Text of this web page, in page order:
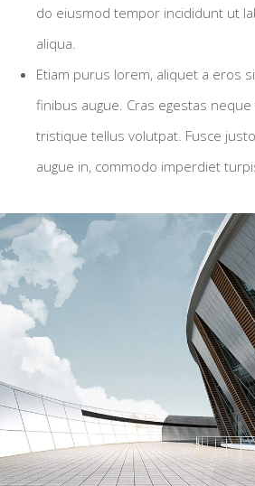
do eiusmod tempor incididunt ut
aliqua.
Etiam purus lorem, aliquet a eros
finibus augue. Cras egestas
tristique tellus volutpat. Fusce
augue in, commodo imperdiet